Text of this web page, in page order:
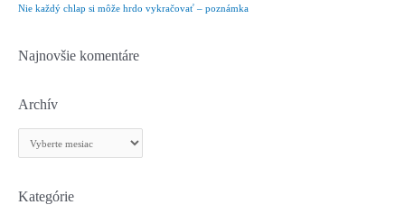
Nie každý chlap si môže hrdo vykračovať – poznámka
Najnovšie komentáre
Archív
r
h
Kategórie